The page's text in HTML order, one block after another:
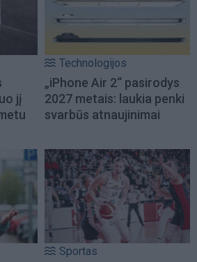
jį
Technologijos
„iPhone Air 2“ pasirodys
2027 metais: laukia penki
svarbūs atnaujinimai
Sportas